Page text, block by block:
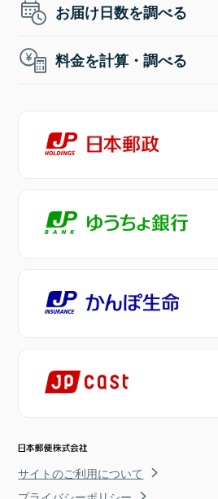
お届け日数を調べる
料金を計算・調べる
サイトのご利用について